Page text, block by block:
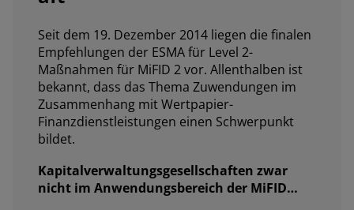
Seit dem 19. Dezember 2014 liegen die finalen
Empfehlungen der ESMA für Level 2-
Maßnahmen für MiFID 2 vor. Allenthalben ist
bekannt, dass das Thema Zuwendungen im
Zusammenhang mit Wertpapier-
Finanzdienstleistungen einen Schwerpunkt
bildet.
Kapitalverwaltungsgesellschaften zwar
nicht im Anwendungsbereich der MiFID…